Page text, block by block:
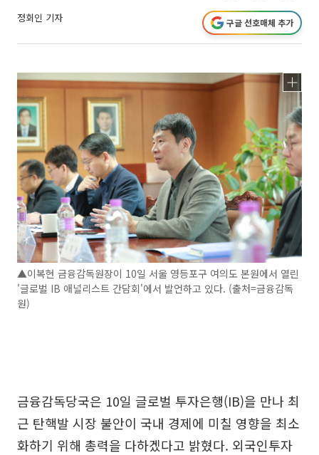
정회인 기자 구글 선호매체 추가
▲이복현 금융감독원장이 10일 서울 영등포구 여의도 본원에서 열린
'글로벌 IB 애널리스트 간담회'에서 발언하고 있다. (출처=금융감독
원)
금융감독당국은 10일 글로벌 투자은행(IB)을 만나 최
근 탄핵발 시장 불안이 국내 경제에 미칠 영향을 최소
화하기 위해 총력을 다하겠다고 밝혔다. 외국인투자